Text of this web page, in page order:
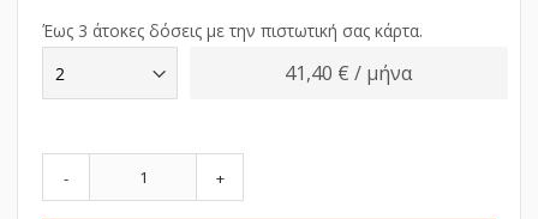
Έως 3 άτοκες δόσεις με την πιστωτική σας κάρτα.
41,40 € / μήνα
- +